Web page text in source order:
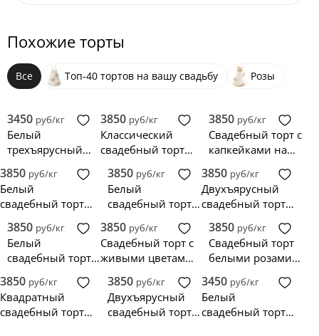
Похожие торты
Все Топ-40 тортов на вашу свадьбу Розы
3450 руб/кг
Белый
трехъярусный
цветами
3850 руб/кг
Классический
свадебный торт с
3850 руб/кг
Свадебный торт с
капкейками на
3850 руб/кг
Белый
свадебный торт с
розовых роз
3850 руб/кг
Белый
свадебный торт в
3 яруса
3850 руб/кг
Двухъярусный
свадебный торт с
инжиром и
макаруни
3850 руб/кг
Белый
свадебный торт с
ранункулюсами
3850 руб/кг
Свадебный торт с
живыми цветами
маленькие розы
3850 руб/кг
Свадебный торт
белыми розами и
бабочками
3850 руб/кг
Квадратный
свадебный торт с
3850 руб/кг
Двухъярусный
свадебный торт с
3450 руб/кг
Белый
свадебный торт с